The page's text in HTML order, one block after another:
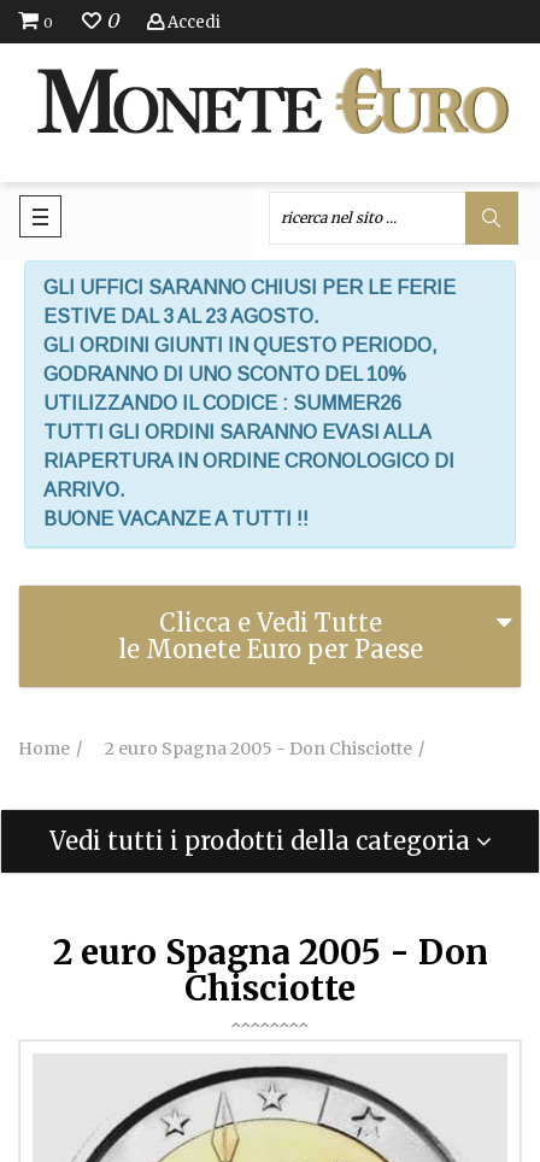
0 0 Accedi
GLI UFFICI SARANNO CHIUSI PER LE FERIE
ESTIVE DAL 3 AL 23 AGOSTO.
GLI ORDINI GIUNTI IN QUESTO PERIODO,
GODRANNO DI UNO SCONTO DEL 10%
UTILIZZANDO IL CODICE : SUMMER26
TUTTI GLI ORDINI SARANNO EVASI ALLA
RIAPERTURA IN ORDINE CRONOLOGICO DI
ARRIVO.
BUONE VACANZE A TUTTI !!
Clicca e Vedi Tutte
le Monete Euro per Paese
Home 2 euro Spagna 2005 - Don Chisciotte
Vedi tutti i prodotti della categoria
2 euro Spagna 2005 - Don
Chisciotte